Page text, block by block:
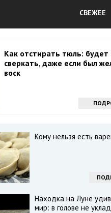
СВЕЖЕЕ
Как отстирать тюль: будет
сверкать, даже если был
воск
Кому нельзя есть
Находка на Луне
мир: в голове не